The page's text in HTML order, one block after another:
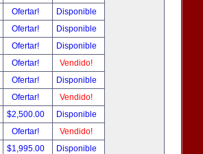
Ofertar!
Disponible
Ofertar!
Disponible
Ofertar!
Disponible
Ofertar!
Vendido!
Ofertar!
Disponible
Ofertar!
Vendido!
$2,500.00
Disponible
Ofertar!
Vendido!
$1,995.00
Disponible